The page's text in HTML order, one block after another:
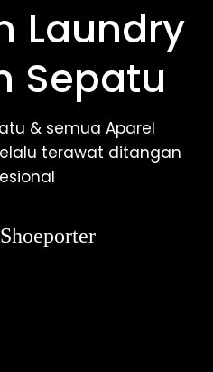
Laundry
Sepatu
& semua Aparel
terawat ditangan